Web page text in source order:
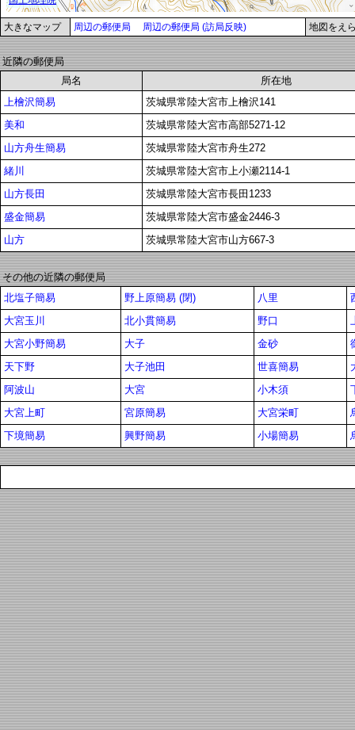
大きなマップ 周辺の郵便局 周辺の郵便局 (訪局反映) 地図をえ
近隣の郵便局
局名
所在地
上檜沢簡易
茨城県常陸大宮市上檜沢141
美和
茨城県常陸大宮市高部5271-12
山方舟生簡易
茨城県常陸大宮市舟生272
緒川
茨城県常陸大宮市上小瀬2114-1
山方長田
茨城県常陸大宮市長田1233
盛金簡易
茨城県常陸大宮市盛金2446-3
山方
茨城県常陸大宮市山方667-3
その他の近隣の郵便局
北塩子簡易
野上原簡易 (閉) 八里
大宮玉川
北小貫簡易 野口
大宮小野簡易
大子 金砂
天下野
大子池田 世喜簡易
阿波山
大宮 小木須
大宮上町
宮原簡易 大宮栄町
下境簡易
興野簡易 小場簡易